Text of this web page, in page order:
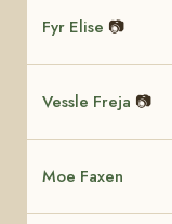
Fyr Elise 📷
Vessle Freja 📷
Moe Faxen